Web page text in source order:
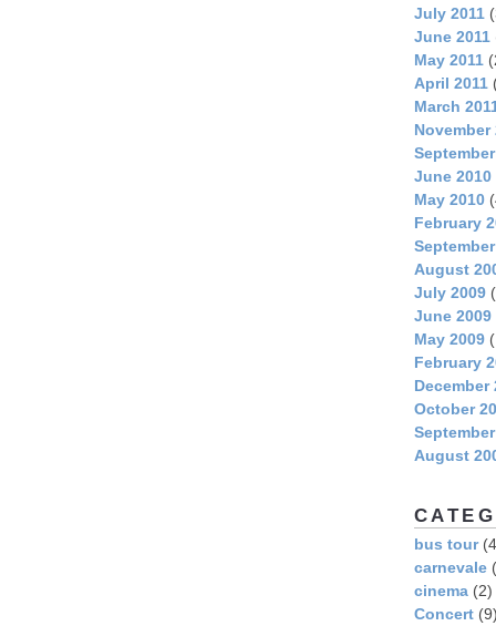
July 2011
June 2011
May 2011
April 2011
March
November
June 2010
May 2010
February
August
July 2009
June 2009
May 2009
February
December
October
August
bus tour
carnevale
cinema (2)
Concert